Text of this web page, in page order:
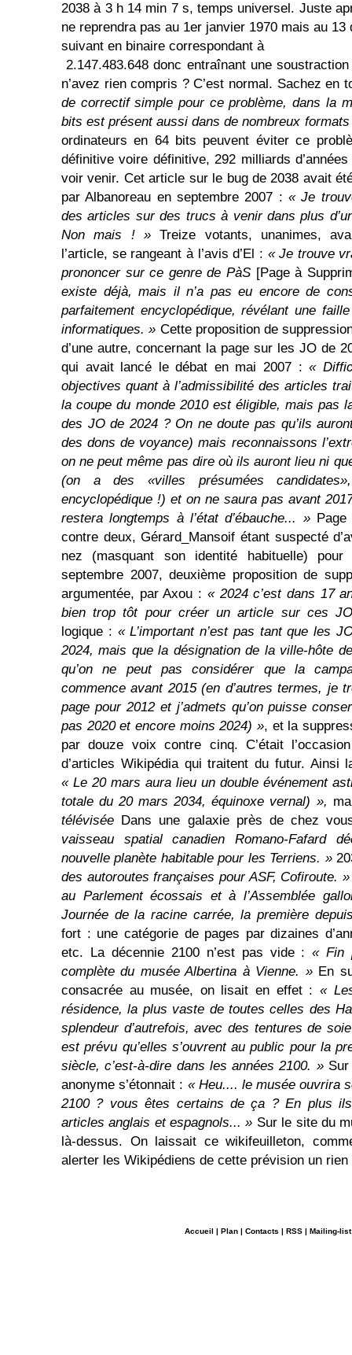
2038 à 3 h 14 min 7 s, temps universel. Juste
ne reprendra pas au 1er janvier 1970 mais au 13
suivant en binaire correspondant à
2.147.483.648 donc entraînant une
n’avez rien compris ? C’est normal. Sachez en
de correctif simple pour ce problème, dans la
bits est présent aussi dans de nombreux
ordinateurs en 64 bits peuvent éviter ce
définitive voire définitive, 292 milliards
voir venir. Cet article sur le bug de 2038 avait
par Albanoreau en septembre 2007 : « Je
des articles sur des trucs à venir dans plus
Non mais ! »Treize votants, unanimes,
l’article, se rangeant à l’avis d’El : « Je trouve
prononcer sur ce genre de PàS [Page à
existe déjà, mais il n’a pas eu encore de
parfaitement encyclopédique, révélant une
informatiques. » Cette proposition de
d’une autre, concernant la page sur les JO de
qui avait lancé le débat en mai 2007 :«
objectives quant à l’admissibilité des articles
la coupe du monde 2010 est éligible, mais pas
des JO de 2024 ? On ne doute pas qu’ils
des dons de voyance) mais reconnaissons
on ne peut même pas dire où ils auront lieu ni
(on a des «villes présumées
encyclopédique !) et on ne saura pas avant
restera longtemps à l’état d’ébauche... »Page
contre deux, Gérard_Mansoif étant suspecté
nez (masquant son identité habituelle)
septembre 2007, deuxième proposition de
argumentée, par Axou : « 2024 c’est dans 17
bien trop tôt pour créer un article sur ces
logique : « L’important n’est pas tant que les
2024, mais que la désignation de la ville-hôte
qu’on ne peut pas considérer que la
commence avant 2015 (en d’autres termes, je
page pour 2012 et j’admets qu’on puisse
pas 2020 et encore moins 2024) », et la
par douze voix contre cinq. C’était
d’articles Wikipédia qui traitent du futur. Ainsi
« Le 20 mars aura lieu un double événement
totale du 20 mars 2034, équinoxe vernal) »,
télévisée Dans une galaxie près de chez
vaisseau spatial canadien Romano-Fafard
nouvelle planète habitable pour les Terriens. »
des autoroutes françaises pour ASF, Cofiroute. »
au Parlement écossais et à l’Assemblée
Journée de la racine carrée, la première
fort : une catégorie de pages par dizaines
etc. La décennie 2100 n’est pas vide :« Fin
complète du musée Albertina à Vienne. »En
consacrée au musée, on lisait en effet : «
résidence, la plus vaste de toutes celles des
splendeur d’autrefois, avec des tentures de
est prévu qu’elles s’ouvrent au public pour la
siècle, c’est-à-dire dans les années 2100. »Sur
anonyme s’étonnait : « Heu.... le musée ouvrira
2100 ? vous êtes certains de ça ? En plus
articles anglais et espagnols... » Sur le site du
là-dessus. On laissait ce wikifeuilleton,
alerter les Wikipédiens de cette prévision un rien
Accueil | Plan | Contacts | RSS | Mailing-list